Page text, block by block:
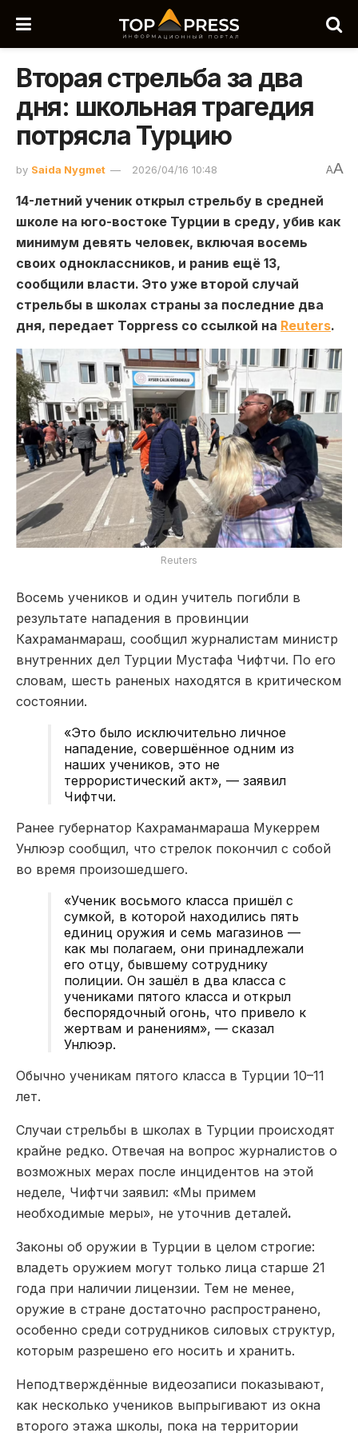
Вторая стрельба за два
дня: школьная трагедия
потрясла Турцию
by Saida Nygmet 2026/04/16 10:48 AA
14-летний ученик открыл стрельбу в средней
школе на юго-востоке Турции в среду, убив как
минимум девять человек, включая восемь
своих одноклассников, и ранив ещё 13,
сообщили власти. Это уже второй случай
стрельбы в школах страны за последние два
дня, передает Toppress со ссылкой на Reuters.
Reuters
Восемь учеников и один учитель погибли в
результате нападения в провинции
Кахраманмараш, сообщил журналистам министр
внутренних дел Турции Мустафа Чифтчи. По его
словам, шесть раненых находятся в критическом
состоянии.
«Это было исключительно личное
нападение, совершённое одним из
наших учеников, это не
террористический акт», — заявил
Чифтчи.
Ранее губернатор Кахраманмараша Мукеррем
Унлюэр сообщил, что стрелок покончил с собой
во время произошедшего.
«Ученик восьмого класса пришёл с
сумкой, в которой находились пять
единиц оружия и семь магазинов —
как мы полагаем, они принадлежали
его отцу, бывшему сотруднику
полиции. Он зашёл в два класса с
учениками пятого класса и открыл
беспорядочный огонь, что привело к
жертвам и ранениям», — сказал
Унлюэр.
Обычно ученикам пятого класса в Турции 10–11
лет.
Случаи стрельбы в школах в Турции происходят
крайне редко. Отвечая на вопрос журналистов о
возможных мерах после инцидентов на этой
неделе, Чифтчи заявил: «Мы примем
необходимые меры», не уточнив деталей.
Законы об оружии в Турции в целом строгие:
владеть оружием могут только лица старше 21
года при наличии лицензии. Тем не менее,
оружие в стране достаточно распространено,
особенно среди сотрудников силовых структур,
которым разрешено его носить и хранить.
Неподтверждённые видеозаписи показывают,
как несколько учеников выпрыгивают из окна
второго этажа школы, пока на территории